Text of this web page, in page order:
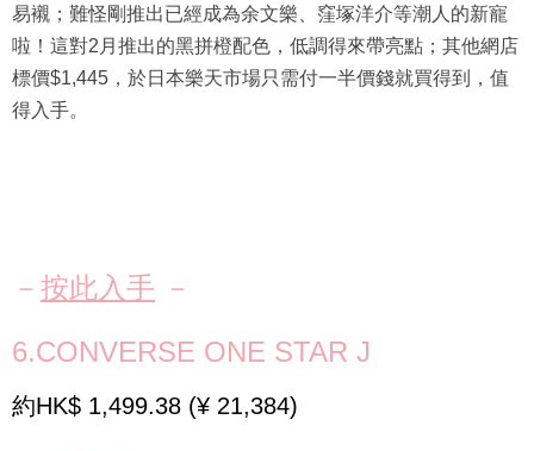
易襯；難怪剛推出已經成為余文樂、窪塚洋介等潮人的新寵
啦！這對2月推出的黑拼橙配色，低調得來帶亮點；其他網店
標價$1,445，於日本樂天市場只需付一半價錢就買得到，值
得入手。
－ 按此入手 －
6.CONVERSE ONE STAR J
約HK$ 1,499.38 (¥ 21,384)